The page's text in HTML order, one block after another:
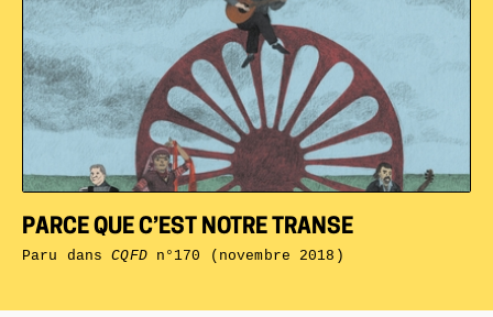
PARCE QUE C’EST NOTRE TRANSE
Paru dansCQFDn°170 (novembre 2018)